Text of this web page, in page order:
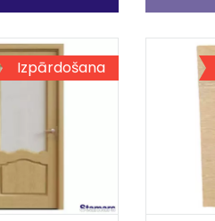
Izpārdošana